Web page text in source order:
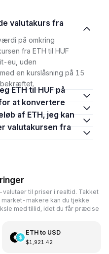
på omkring
fra ETH til HUF
eu, uden
en kurslåsning på 15
bekræftet.
valutaer til priser i realtid. Takket
makere kan du tjekke
med tillid, idet du får præcise
ETHto USD
$1,921.42